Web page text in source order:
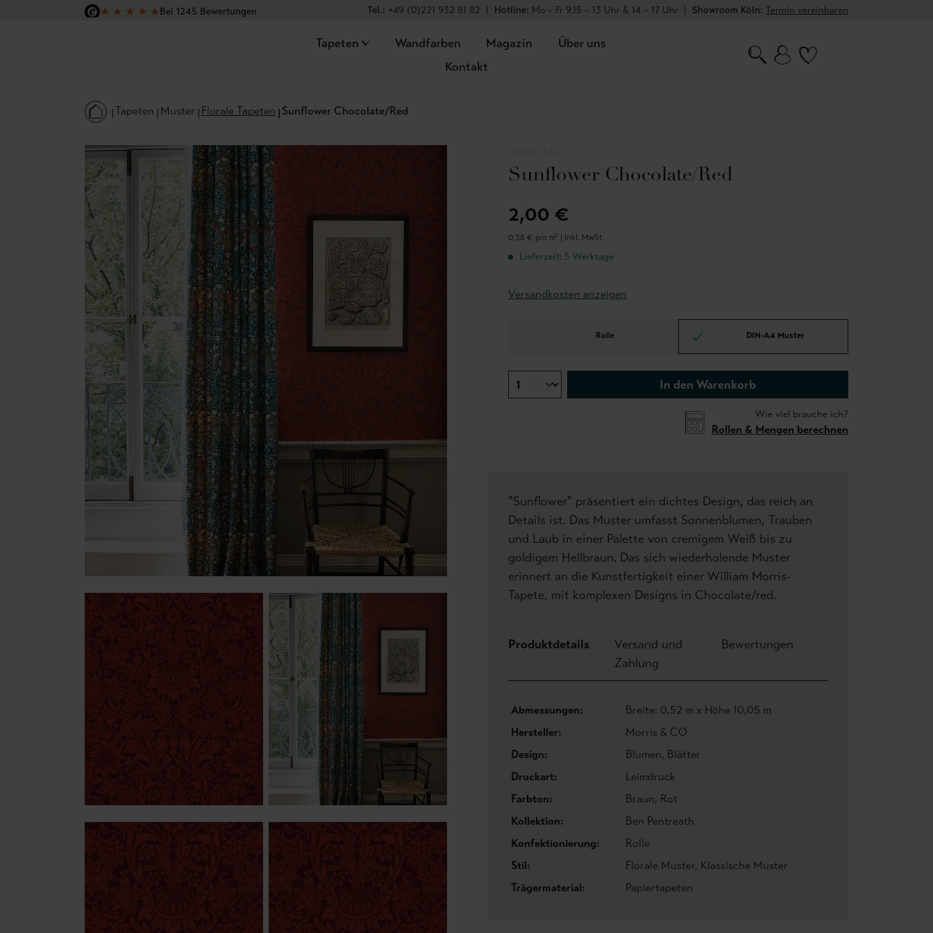
Hauptinhalt springen
Zur Suche springen
Zur Hauptnavigation springen
★ ★ ★ ★ ★Bei 1245 Bewertungen
Tel.: +49 (0)221 932 81 82 | Hotline: Mo – Fr 9.15 – 13 Uhr & 14 – 17 Uhr | Showroom Köln: Termin vereinbaren
Tapeten Wandfarben Magazin
Über uns
Kontakt
Tapeten Muster Florale Tapeten Sunflower Chocolate/Red
Sunflower Chocolate/Red
2,00 €
0,38 € pro m² | inkl. MwSt.
Lieferzeit: 5 Werktage
Versandkosten anzeigen
Rolle DIN-A4 Muster
In den Warenkorb
Wie viel brauche ich?
Rollen & Mengen berechnen
"Sunflower" präsentiert ein dichtes Design, das reich an
Details ist. Das Muster umfasst Sonnenblumen, Trauben
und Laub in einer Palette von cremigem Weiß bis zu
goldigem Hellbraun. Das sich wiederholende Muster
erinnert an die Kunstfertigkeit einer William Morris-
Tapete, mit komplexen Designs in Chocolate/red.
Produktdetails
Versand und
Zahlung
Bewertungen
Abmessungen:
Breite: 0,52 m x Höhe 10,05 m
Hersteller:
Morris & CO
Design:
Blumen, Blätter
Druckart:
Leimdruck
Farbton:
Braun, Rot
Kollektion:
Ben Pentreath
Konfektionierung:
Rolle
Stil:
Florale Muster, Klassische Muster
Trägermaterial:
Papiertapeten